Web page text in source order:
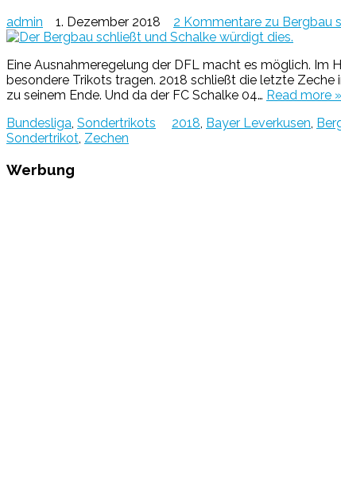
admin 1. Dezember 2018 2 Kommentare zu Bergbau
Eine Ausnahmeregelung der DFL macht es möglich. Im
besondere Trikots tragen. 2018 schließt die letzte
zu seinem Ende. Und da der FC Schalke 04… Read more »
Bundesliga, Sondertrikots 2018, Bayer Leverkusen,
Sondertrikot, Zechen
Werbung